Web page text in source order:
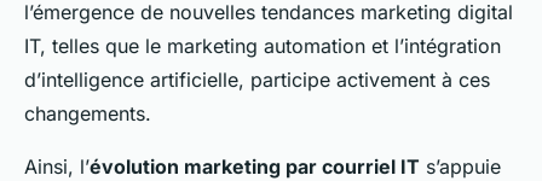
l’émergence de nouvelles tendances marketing digital
IT, telles que le marketing automation et l’intégration
d’intelligence artificielle, participe activement à ces
changements.
Ainsi, l’évolution marketing par courriel IT s’appuie